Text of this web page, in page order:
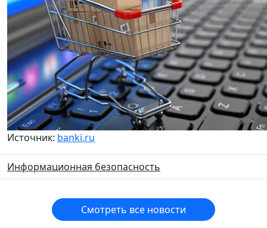
Источник: banki.ru
Информационная безопасность
Смотреть все новости